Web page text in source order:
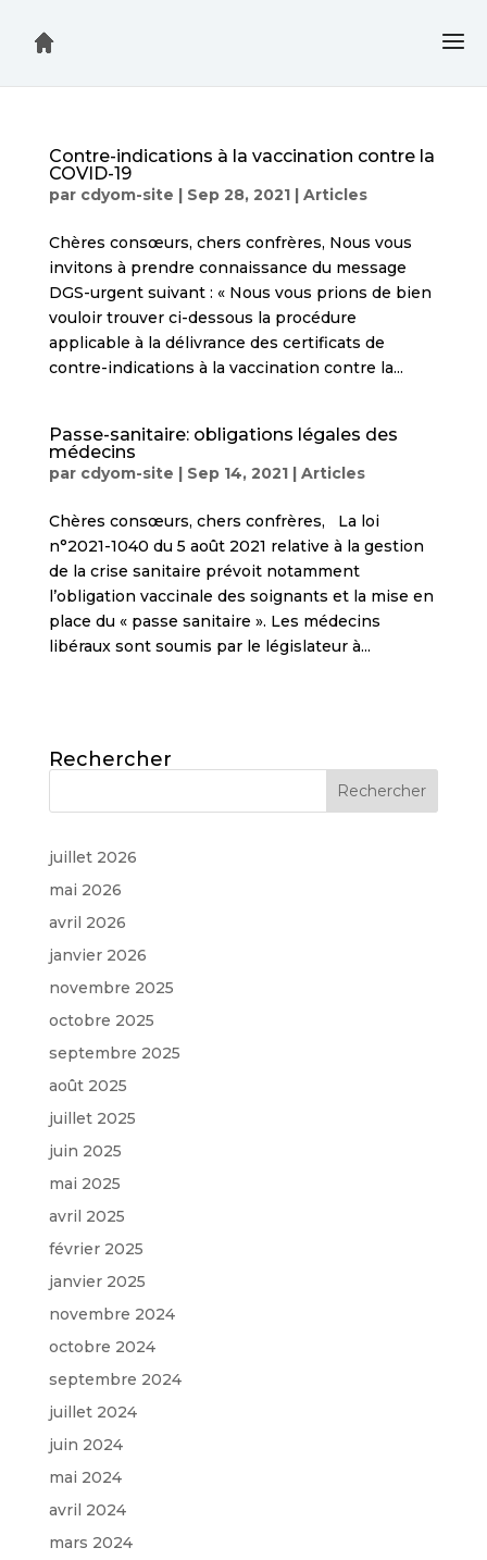
Contre-indications à la vaccination contre la
COVID-19
par cdyom-site | Sep 28, 2021| Articles
Chères consœurs, chers confrères, Nous vous
invitons à prendre connaissance du message
DGS-urgent suivant : « Nous vous prions de bien
vouloir trouver ci-dessous la procédure
applicable à la délivrance des certificats de
contre-indications à la vaccination contre la...
Passe-sanitaire: obligations légales des
médecins
par cdyom-site | Sep 14, 2021| Articles
Chères consœurs, chers confrères, La loi
n°2021-1040 du 5 août 2021 relative à la gestion
de la crise sanitaire prévoit notamment
l’obligation vaccinale des soignants et la mise en
place du « passe sanitaire ». Les médecins
libéraux sont soumis par le législateur à...
Rechercher
juillet 2026
mai 2026
avril 2026
janvier 2026
novembre 2025
octobre 2025
septembre 2025
août 2025
juillet 2025
juin 2025
mai 2025
avril 2025
février 2025
janvier 2025
novembre 2024
octobre 2024
septembre 2024
juillet 2024
juin 2024
mai 2024
avril 2024
mars 2024